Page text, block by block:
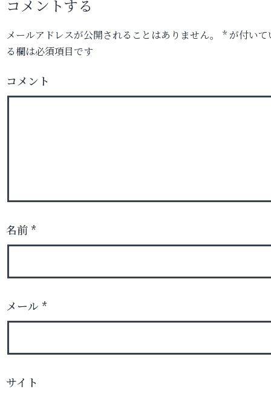
コメントする
メールアドレスが公開されることはありません。 *が付いて
る欄は必須項目です
コメント
名前 *
メール *
サイト